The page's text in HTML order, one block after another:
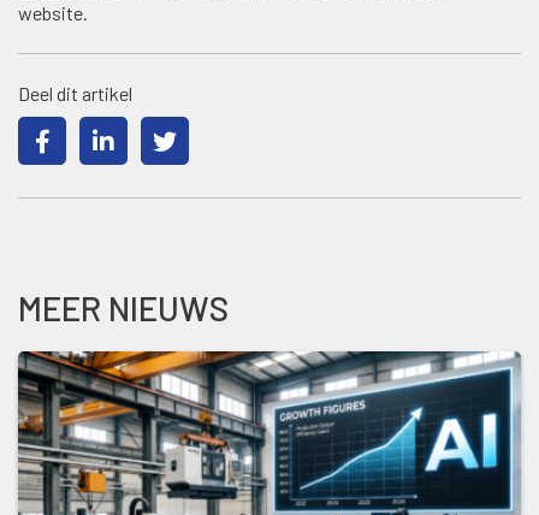
website.
Deel dit artikel
MEER NIEUWS